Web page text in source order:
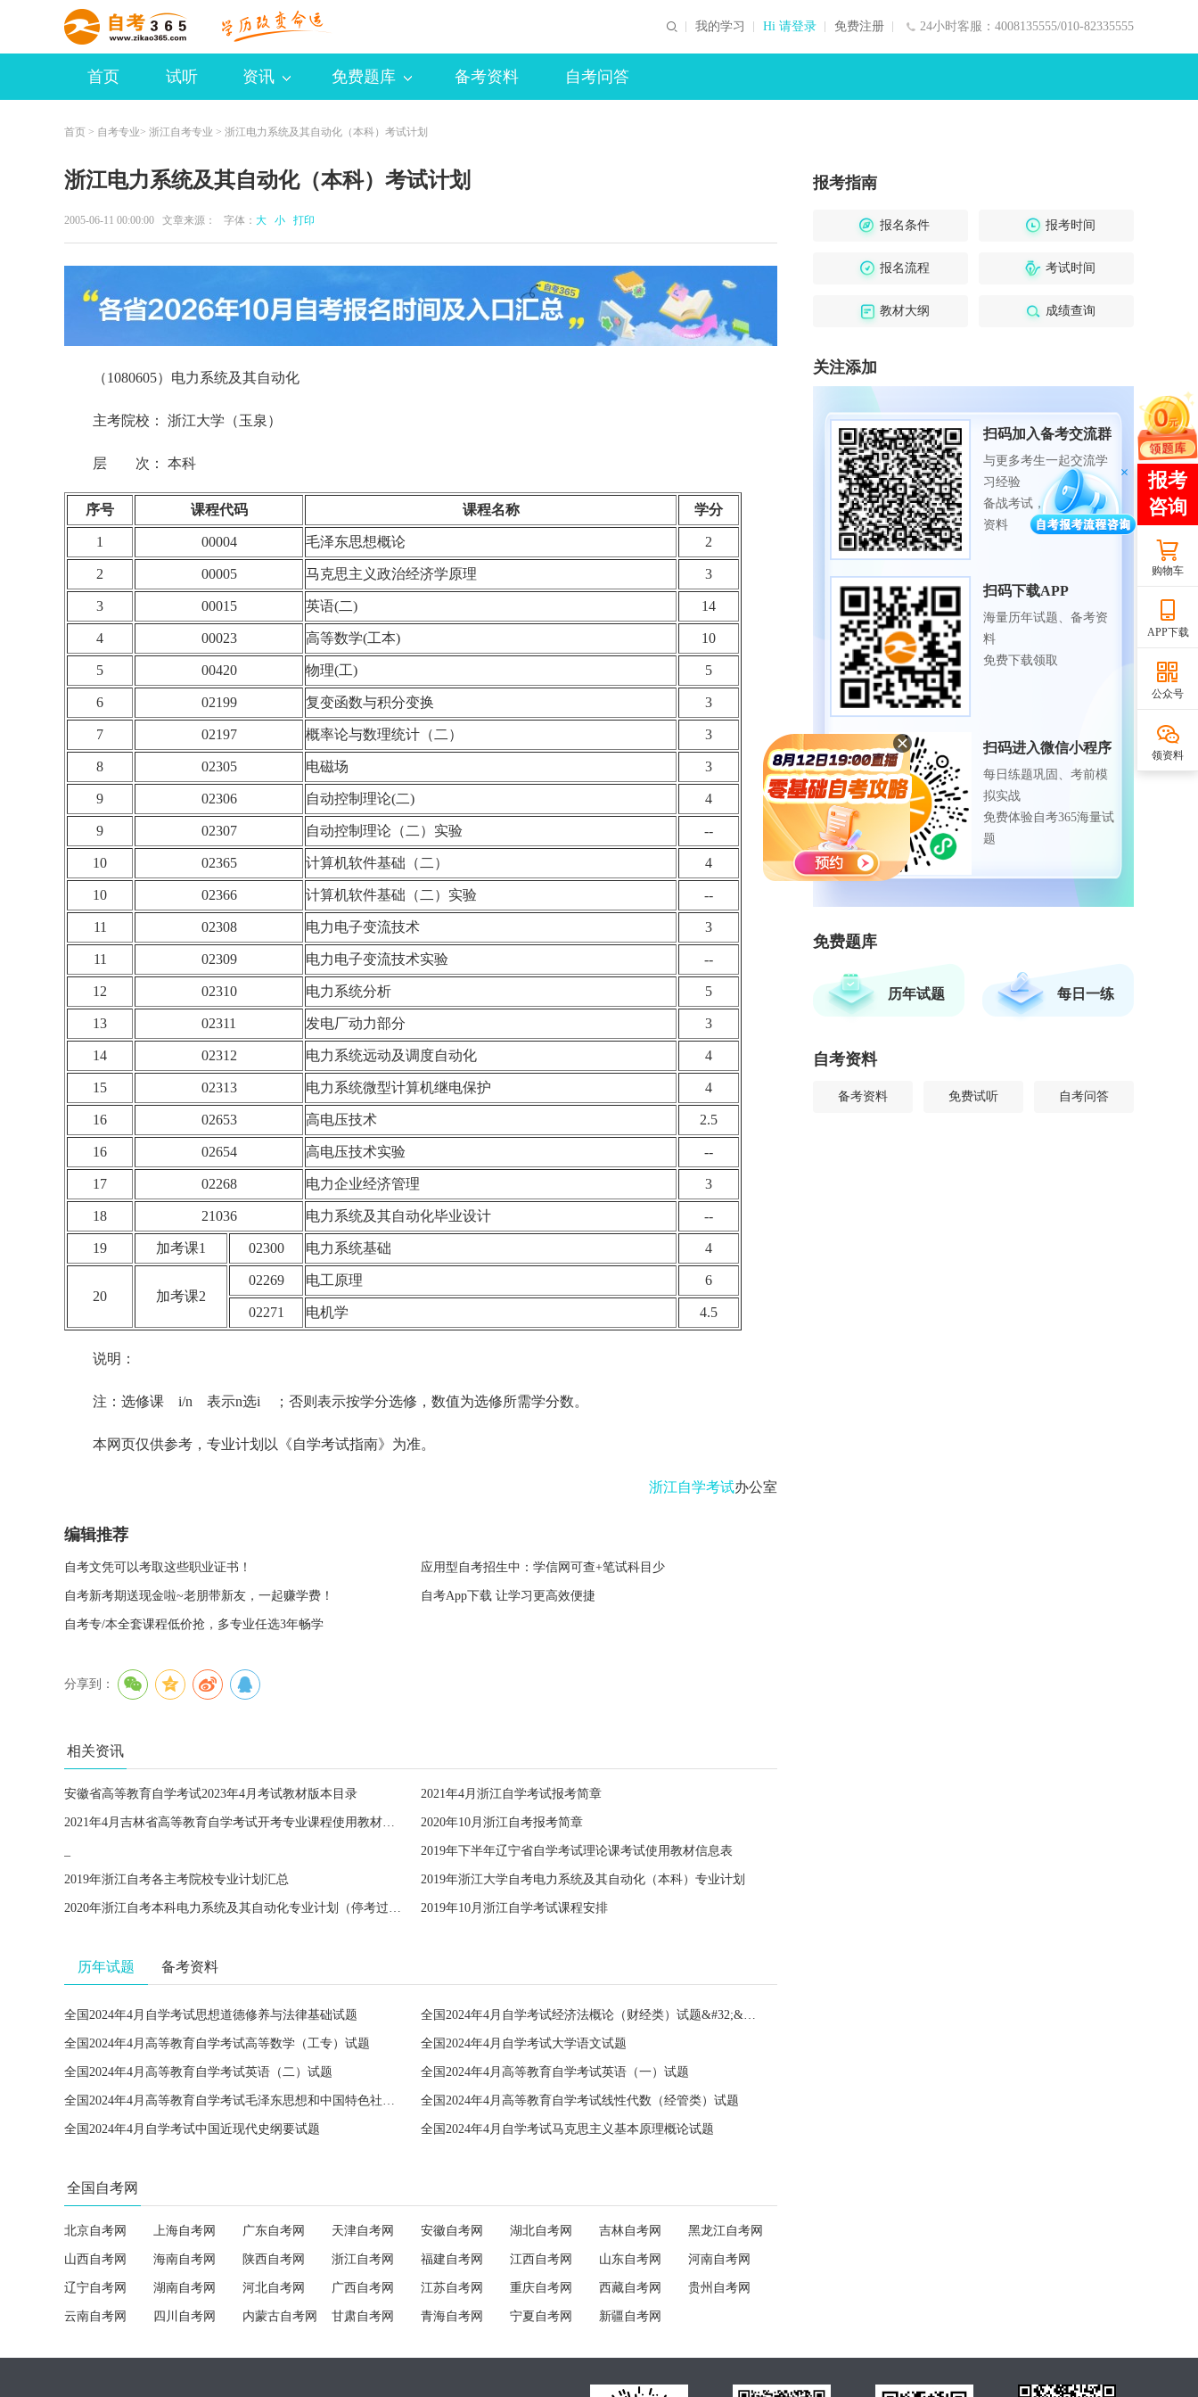
24小时客服：4008135555/010-82335555
我的学习 Hi 请登录 免费注册
首页 试听 资讯 免费题库 备考资料 自考问答
首页 > 自考专业> 浙江自考专业 > 浙江电力系统及其自动化（本科）考试计划
浙江电力系统及其自动化（本科）考试计划
2005-06-11 00:00:00 文章来源： 字体： 大 小 打印
（1080605）电力系统及其自动化
主考院校： 浙江大学（玉泉）
层 次： 本科
序号 课程代码 课程名称 学分
1 00004 毛泽东思想概论 2
2 00005 马克思主义政治经济学原理 3
3 00015 英语(二) 14
4 00023 高等数学(工本) 10
5 00420 物理(工) 5
6 02199 复变函数与积分变换 3
7 02197 概率论与数理统计（二） 3
8 02305 电磁场 3
9 02306 自动控制理论(二) 4
9 02307 自动控制理论（二）实验 --
10 02365 计算机软件基础（二） 4
10 02366 计算机软件基础（二）实验 --
11 02308 电力电子变流技术 3
11 02309 电力电子变流技术实验 --
12 02310 电力系统分析 5
13 02311 发电厂动力部分 3
14 02312 电力系统远动及调度自动化 4
15 02313 电力系统微型计算机继电保护 4
16 02653 高电压技术 2.5
16 02654 高电压技术实验 --
17 02268 电力企业经济管理 3
18 21036 电力系统及其自动化毕业设计 --
19 加考课1 02300 电力系统基础 4
20 加考课2
02269 电工原理 6
02271 电机学 4.5
说明：
注：选修课 i/n 表示n选i ；否则表示按学分选修，数值为选修所需学分数。
本网页仅供参考，专业计划以《自学考试指南》为准。
浙江自学考试办公室
编辑推荐
自考文凭可以考取这些职业证书！ 应用型自考招生中：学信网可查+笔试科目少
自考新考期送现金啦~老朋带新友，一起赚学费！ 自考App下载 让学习更高效便捷
自考专/本全套课程低价抢，多专业任选3年畅学
分享到：
相关资讯
安徽省高等教育自学考试2023年4月考试教材版本目录 2021年4月浙江自学考试报考简章
2021年4月吉林省高等教育自学考试开考专业课程使用教材目录 2020年10月浙江自考报考简章
2019年下半年辽宁省自学考试理论课考试使用教材信息表
2019年浙江自考各主考院校专业计划汇总 2019年浙江大学自考电力系统及其自动化（本科）专业计划
2020年浙江自考本科电力系统及其自动化专业计划（停考过渡） 2019年10月浙江自学考试课程安排
历年试题 备考资料
全国2024年4月自学考试思想道德修养与法律基础试题 全国2024年4月自学考试经济法概论（财经类）试题&#32;&#32;
全国2024年4月高等教育自学考试高等数学（工专）试题 全国2024年4月自学考试大学语文试题
全国2024年4月高等教育自学考试英语（二）试题 全国2024年4月高等教育自学考试英语（一）试题
全国2024年4月高等教育自学考试毛泽东思想和中国特色社会主义理论体系概论试题 全国2024年4月高等教育自学考试线性代数（经管类）试题
全国2024年4月自学考试中国近现代史纲要试题 全国2024年4月自学考试马克思主义基本原理概论试题
全国自考网
北京自考网 上海自考网 广东自考网 天津自考网 安徽自考网 湖北自考网 吉林自考网 黑龙江自考网
山西自考网 海南自考网 陕西自考网 浙江自考网 福建自考网 江西自考网 山东自考网 河南自考网
辽宁自考网 湖南自考网 河北自考网 广西自考网 江苏自考网 重庆自考网 西藏自考网 贵州自考网
云南自考网 四川自考网 内蒙古自考网 甘肃自考网 青海自考网 宁夏自考网 新疆自考网
报考指南
报名条件 报考时间
报名流程 考试时间
教材大纲 成绩查询
关注添加
扫码加入备考交流群
与更多考生一起交流学
习经验
备战考试，获取试题及
资料
扫码下载APP
海量历年试题、备考资
料
免费下载领取
扫码进入微信小程序
每日练题巩固、考前模
拟实战
免费体验自考365海量试
题
免费题库
历年试题 每日一练
自考资料
备考资料 免费试听 自考问答
购物车
APP下载
公众号
领资料